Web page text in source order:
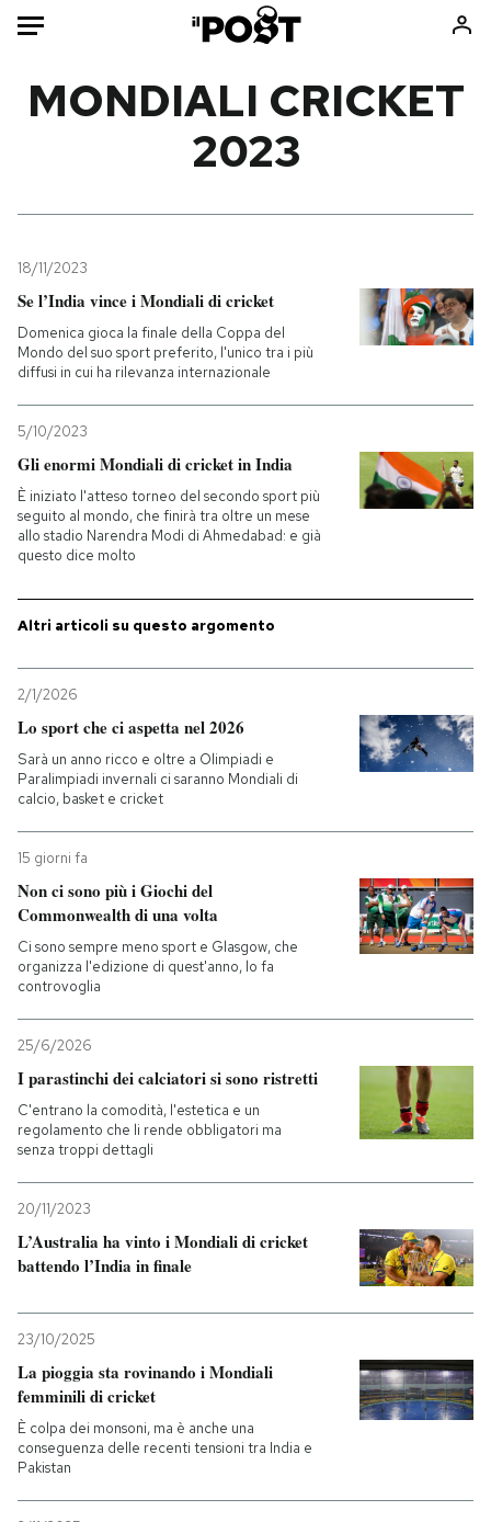
Mondo
Tecnologia
Internet
Scienza
Cultura
Economia
Sport
Libri
Media
Altrecose
PODCAST
SHOP
AREA PERSONALE
Entra
MONDIALI CRICKET
2023
18/11/2023
Se l’India vince i Mondiali di cricket
Domenica gioca la finale della Coppa del
Mondo del suo sport preferito, l'unico tra i più
diffusi in cui ha rilevanza internazionale
5/10/2023
Gli enormi Mondiali di cricket in India
È iniziato l'atteso torneo del secondo sport più
seguito al mondo, che finirà tra oltre un mese
allo stadio Narendra Modi di Ahmedabad: e già
questo dice molto
Altri articoli su questo argomento
2/1/2026
Lo sport che ci aspetta nel 2026
Sarà un anno ricco e oltre a Olimpiadi e
Paralimpiadi invernali ci saranno Mondiali di
calcio, basket e cricket
15 giorni fa
Non ci sono più i Giochi del
Commonwealth di una volta
Ci sono sempre meno sport e Glasgow, che
organizza l'edizione di quest'anno, lo fa
controvoglia
25/6/2026
I parastinchi dei calciatori si sono ristretti
C'entrano la comodità, l'estetica e un
regolamento che li rende obbligatori ma
senza troppi dettagli
20/11/2023
L’Australia ha vinto i Mondiali di cricket
battendo l’India in finale
23/10/2025
La pioggia sta rovinando i Mondiali
femminili di cricket
È colpa dei monsoni, ma è anche una
conseguenza delle recenti tensioni tra India e
Pakistan